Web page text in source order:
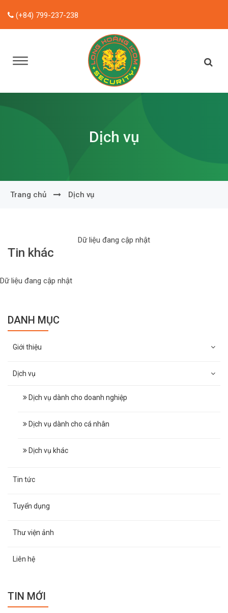
(+84) 799-237-238
Dịch vụ
Trang chủ Dịch vụ
Dữ liệu đang cập nhật
Tin khác
Dữ liệu đang cập nhật
DANH MỤC
Giới thiệu
Dịch vụ
Dịch vụ dành cho doanh nghiệp
Dịch vụ dành cho cá nhân
Dịch vụ khác
Tin tức
Tuyển dụng
Thư viện ảnh
Liên hệ
TIN MỚI